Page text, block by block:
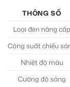
THÔNG SỐ
Loại đèn nâng cấp
Công suất chiếu
Nhiệt độ màu
Cường độ sáng